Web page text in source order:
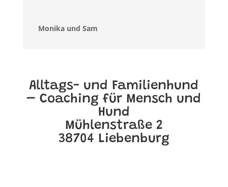
Monika und Sam
Alltags- und Familienhund
– Coaching für Mensch und
Hund
Mühlenstraße 2
38704 Liebenburg